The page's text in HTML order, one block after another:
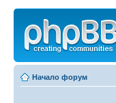
Начало форум